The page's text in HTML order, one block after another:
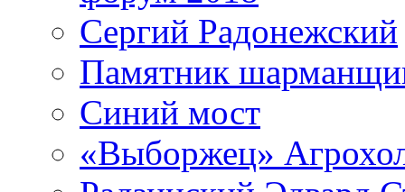
Сергий Радонежский
Памятник
Синий мост
«Выборжец»